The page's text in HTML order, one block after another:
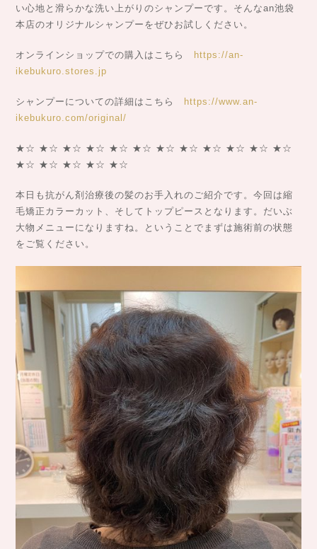
い心地と滑らかな洗い上がりのシャンプーです。そんなan池袋
本店のオリジナルシャンプーをぜひお試しください。
オンラインショップでの購入はこちら https://an-
ikebukuro.stores.jp
シャンプーについての詳細はこちら https://www.an-
ikebukuro.com/original/
★☆ ★☆ ★☆ ★☆ ★☆ ★☆ ★☆ ★☆ ★☆ ★☆ ★☆ ★☆
★☆ ★☆ ★☆ ★☆ ★☆
本日も抗がん剤治療後の髪のお手入れのご紹介です。今回は縮
毛矯正カラーカット、そしてトップピースとなります。だいぶ
大物メニューになりますね。ということでまずは施術前の状態
をご覧ください。